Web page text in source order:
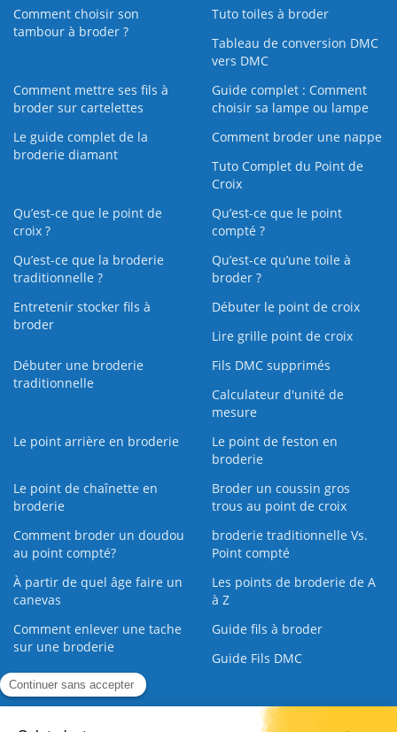
Comment choisir son
tambour à broder ?
Tuto toiles à broder
Tableau de conversion DMC
vers DMC
Comment mettre ses fils à
broder sur cartelettes
Guide complet : Comment
choisir sa lampe ou lampe
Le guide complet de la
broderie diamant
Comment broder une nappe
Tuto Complet du Point de
Croix
Qu’est-ce que le point de
croix ?
Qu’est-ce que le point
compté ?
Qu’est-ce que la broderie
traditionnelle ?
Qu’est‑ce qu’une toile à
broder ?
Entretenir stocker fils à
broder
Débuter le point de croix
Lire grille point de croix
Débuter une broderie
traditionnelle
Fils DMC supprimés
Calculateur d'unité de
mesure
Le point arrière en broderie
Le point de feston en
broderie
Le point de chaînette en
broderie
Broder un coussin gros
trous au point de croix
Comment broder un doudou
au point compté?
broderie traditionnelle Vs.
Point compté
À partir de quel âge faire un
canevas
Les points de broderie de A
à Z
Comment enlever une tache
sur une broderie
Guide fils à broder
Guide Fils DMC
Guide de la Broderie